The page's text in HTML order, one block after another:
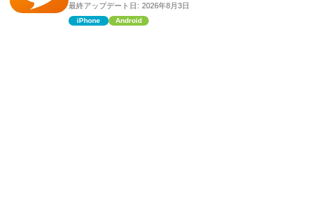
最終アップデート日: 2026年8月3日
iPhone Android